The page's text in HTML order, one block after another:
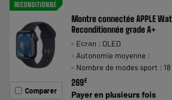
RECONDITIONNÉ
Comparer
Montre connectée APPLE
Reconditionnée grade A+
Ecran : OLED
Autonomie moyenne :
Nombre de modes sport : 18
269€
Payer en plusieurs fois